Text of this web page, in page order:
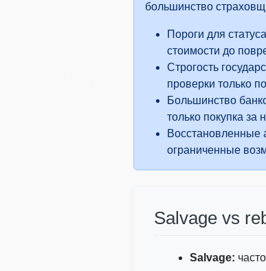
IAAI
большинство
Пороги для
стоимости до
Строгость
проверки только
Большинство
только покупка за
Восстановленные
ограниченные
Salvage vs
Salvage: